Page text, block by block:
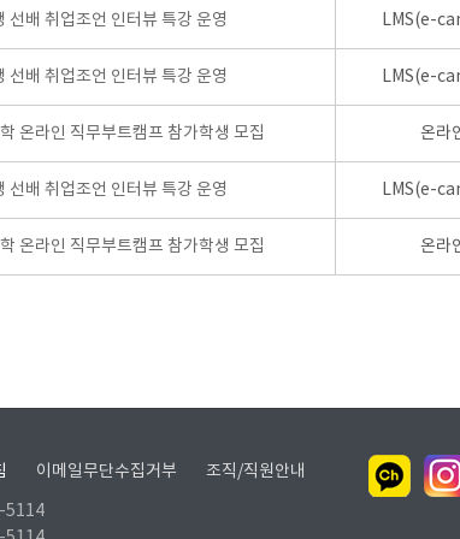
선배 취업조언 인터뷰 특강 운영 LMS(e-
선배 취업조언 인터뷰 특강 운영 LMS(e-
온라인 직무부트캠프 참가학생 모집 온라
선배 취업조언 인터뷰 특강 운영 LMS(e-
온라인 직무부트캠프 참가학생 모집 온라
이메일무단수집거부 조직/직원안내
5114